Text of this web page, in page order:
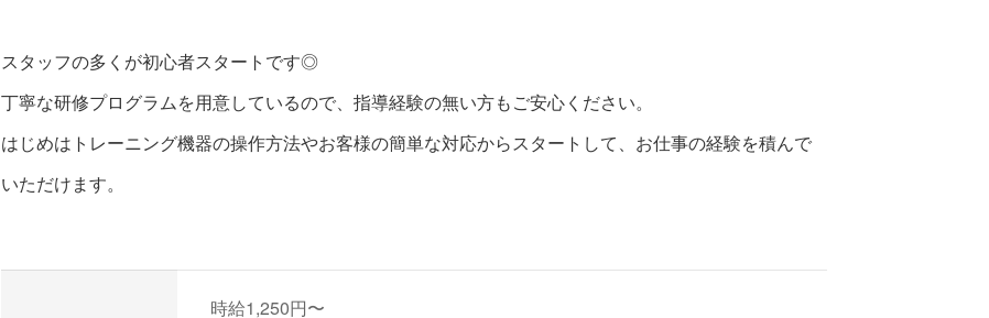
スタッフの多くが初心者スタートです◎
丁寧な研修プログラムを用意しているので、指導経験の無い方もご安心ください。
はじめはトレーニング機器の操作方法やお客様の簡単な対応からスタートして、お仕事の経験を積んで
いただけます。
時給1,250円〜